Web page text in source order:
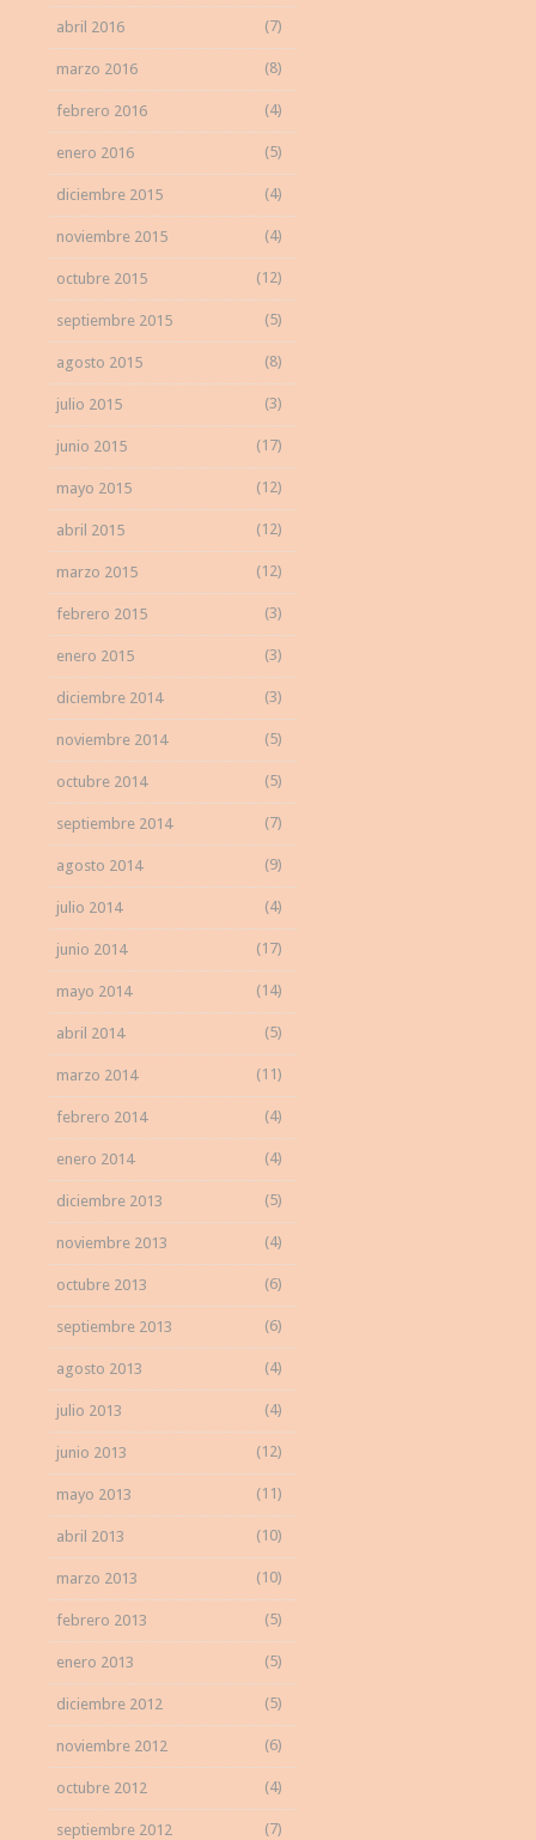
abril 2016 (7)
marzo 2016 (8)
febrero 2016 (4)
enero 2016 (5)
diciembre 2015 (4)
noviembre 2015 (4)
octubre 2015 (12)
septiembre 2015 (5)
agosto 2015 (8)
julio 2015 (3)
junio 2015 (17)
mayo 2015 (12)
abril 2015 (12)
marzo 2015 (12)
febrero 2015 (3)
enero 2015 (3)
diciembre 2014 (3)
noviembre 2014 (5)
octubre 2014 (5)
septiembre 2014 (7)
agosto 2014 (9)
julio 2014 (4)
junio 2014 (17)
mayo 2014 (14)
abril 2014 (5)
marzo 2014 (11)
febrero 2014 (4)
enero 2014 (4)
diciembre 2013 (5)
noviembre 2013 (4)
octubre 2013 (6)
septiembre 2013 (6)
agosto 2013 (4)
julio 2013 (4)
junio 2013 (12)
mayo 2013 (11)
abril 2013 (10)
marzo 2013 (10)
febrero 2013 (5)
enero 2013 (5)
diciembre 2012 (5)
noviembre 2012 (6)
octubre 2012 (4)
septiembre 2012 (7)